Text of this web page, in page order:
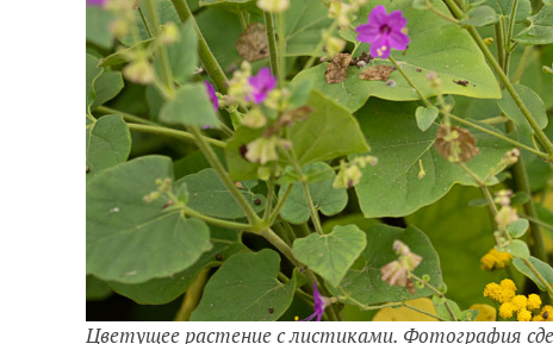
Цветущее растение с листиками. Фотография